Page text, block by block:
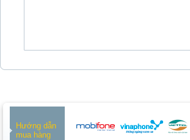
Hướng dẫn
mua hàng